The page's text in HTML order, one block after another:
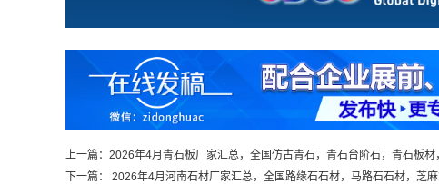
上一篇： 2026年4月青石板厂家汇总，全国仿古青石，青石台阶石，青石板材
下一篇： 2026年4月河南石材厂家汇总，全国路缘石石材，马路石石材，芝